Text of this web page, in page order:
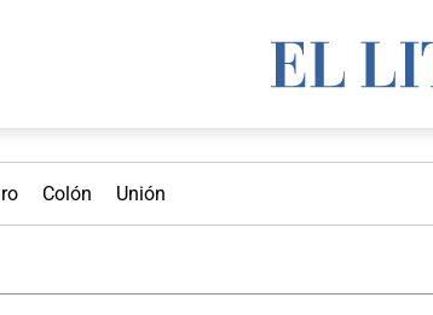
Colón Unión